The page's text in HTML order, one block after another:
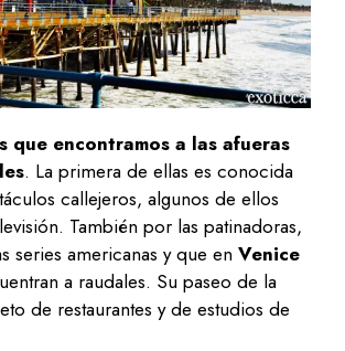
que encontramos a las afueras
. La primera de ellas es conocida
callejeros, algunos de ellos
También por las patinadoras,
series americanas y que enVenice
a raudales. Su paseo de la
de restaurantes y de estudios de